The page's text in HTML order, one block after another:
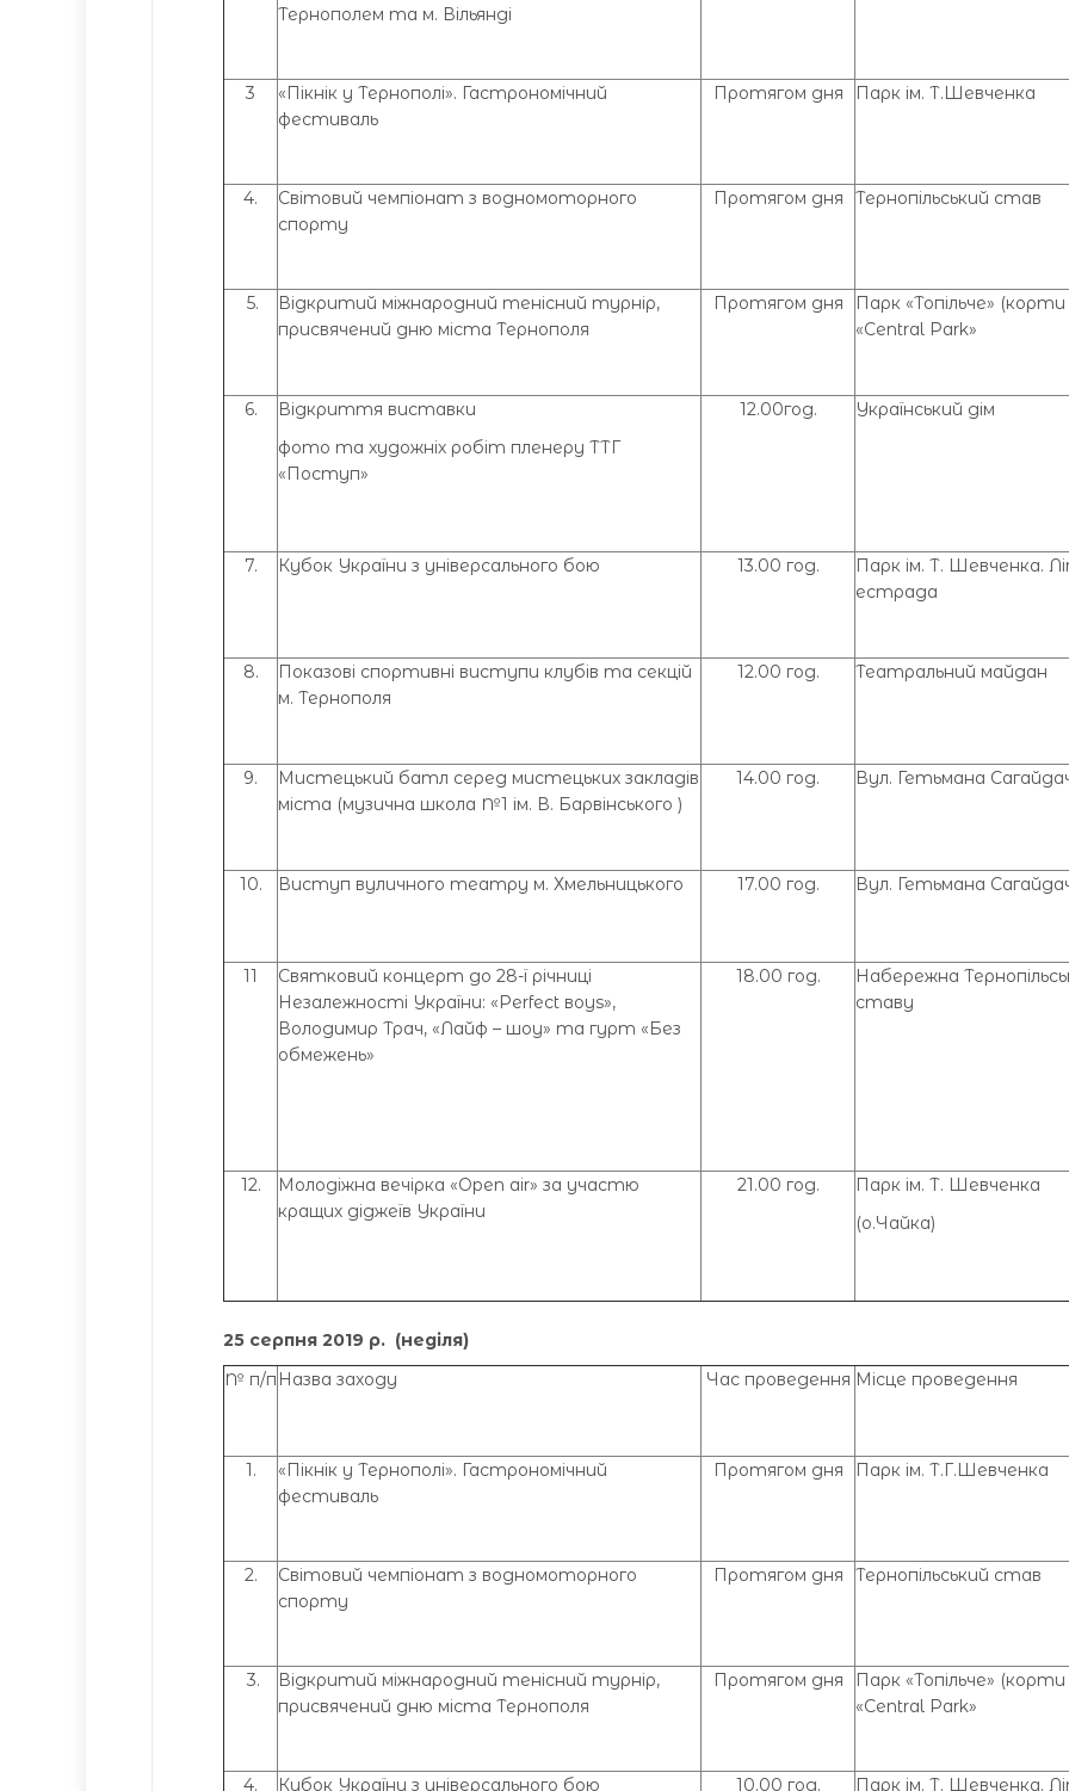
Тернополем та м. Вільянді
3
«Пікнік у Тернополі». Гастрономічний
фестиваль
Протягом дня Парк ім. Т.Шевченка
4.
Світовий чемпіонат з водномоторного
спорту
Протягом дня Тернопільський став
5.
Відкритий міжнародний тенісний турнір,
присвячений дню міста Тернополя
Протягом дня
Парк «Топільче» (корти
«Central Park»
6.
Відкриття виставки
фото та художніх робіт пленеру ТТГ
«Поступ»
12.00год. Український дім
7. Кубок України з універсального бою 13.00 год.
Парк ім. Т. Шевченка.
естрада
8.
Показові спортивні виступи клубів та секцій
м. Тернополя
12.00 год. Театральний майдан
9.
Мистецький батл серед мистецьких закладів
міста (музична школа №1 ім. В. Барвінського )
14.00 год. Вул. Гетьмана
10. Виступ вуличного театру м. Хмельницького 17.00 год. Вул. Гетьмана
11
Святковий концерт до 28-ї річниці
Незалежності України: «Perfect вoys»,
Володимир Трач, «Лайф – шоу» та гурт «Без
обмежень»
18.00 год.
Набережна
ставу
12.
Молодіжна вечірка «Open air» за участю
кращих діджеїв України
21.00 год.
Парк ім. Т. Шевченка
(о.Чайка)
25 серпня 2019 р. (неділя)
№ п/п Назва заходу Час проведення Місце проведення
1.
«Пікнік у Тернополі». Гастрономічний
фестиваль
Протягом дня Парк ім. Т.Г.Шевченка
2.
Світовий чемпіонат з водномоторного
спорту
Протягом дня Тернопільський став
3.
Відкритий міжнародний тенісний турнір,
присвячений дню міста Тернополя
Протягом дня
Парк «Топільче» (корти
«Central Park»
4. Кубок України з універсального бою 10.00 год. Парк ім. Т. Шевченка.